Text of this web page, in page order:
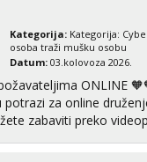
064/677-677- Kod: #128
- mob:1,12€ min
tvoj poziv!
- Kod: #123
- mob:1,12€ min
Kategorija: Kategorija:
osoba traži mušku osobu
Datum: 03.kolovoza 2026.
ONLINE
potrazi za online
zabaviti preko